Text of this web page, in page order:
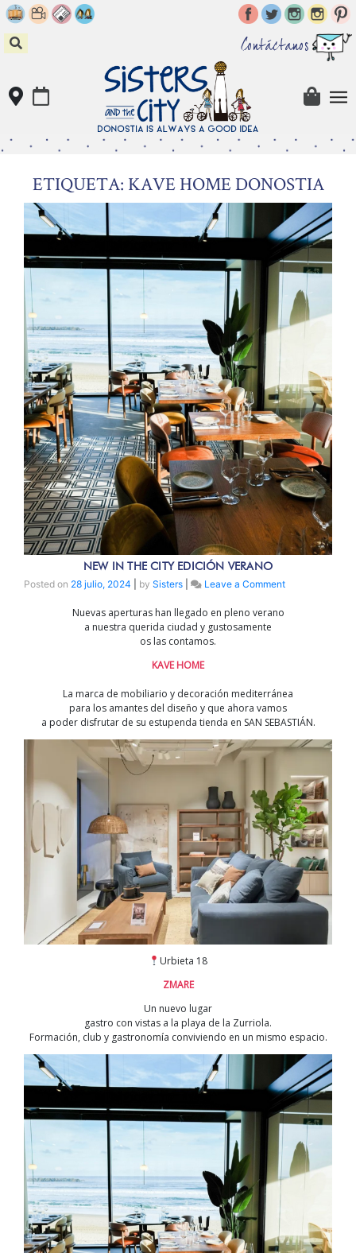
Skip
to
content
Contáctanos
ETIQUETA: KAVE HOME DONOSTIA
NEW IN THE CITY EDICIÓN VERANO
Posted on 28 julio, 2024 by Sisters Leave a Commenton
Nuevas aperturas han llegado en pleno verano
a nuestra querida ciudad y gustosamente
os las contamos.
KAVE HOME
La marca de mobiliario y decoración mediterránea
para los amantes del diseño y que ahora vamos
a poder disfrutar de su estupenda tienda en SAN SEBASTIÁN.
Urbieta 18
ZMARE
Un nuevo lugar
gastro con vistas a la playa de la Zurriola.
Formación, club y gastronomía conviviendo en un mismo espacio.